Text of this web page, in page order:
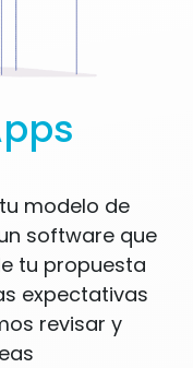
modelo de
software que
tu propuesta
expectativas
revisar y